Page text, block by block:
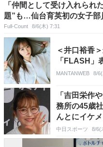
「仲間として受け入れら
題”も…仙台育英初の女子部
Full-Count 8/6(木) 7:31
＜井口裕香
「FLASH」
MANTANWEB 8/
「吉田栄作
務所の45歳
んとにイケ
世？？」
中日スポーツ 8/6(